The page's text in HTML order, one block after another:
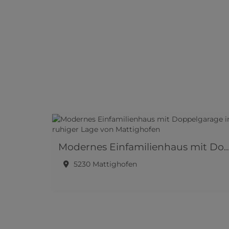
Modernes Einfamilienhaus mit Doppelgarage in ruhiger Lage von Mattighofen
5230 Mattighofen